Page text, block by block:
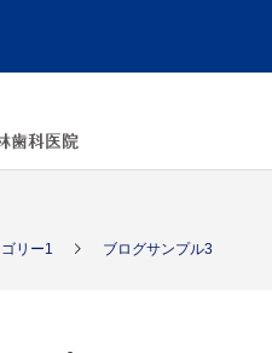
リー1 ブログサンプル3